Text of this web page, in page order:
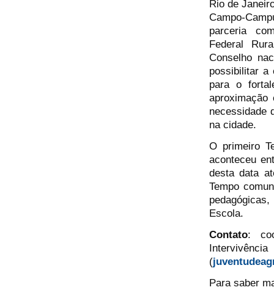
Rio de
Campo-
parceria
Federal
Conselho
possibilitar a
para o
aproximação
necessidade
na cidade.
O primeiro
aconteceu
desta data
Tempo
Escola.
Contato:
(
Para saber